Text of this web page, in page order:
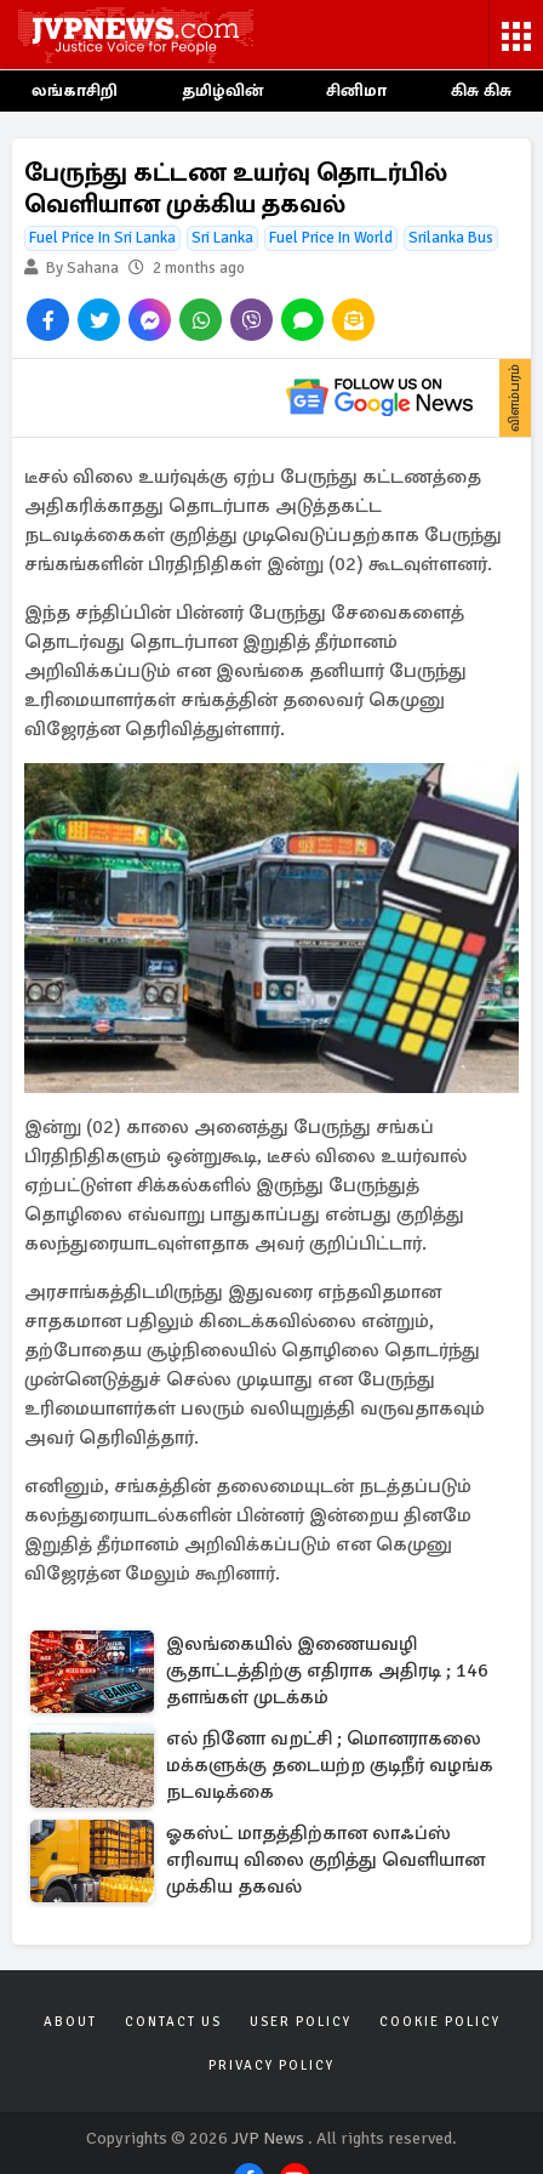
லங்காசிறி தமிழ்வின் சினிமா கிசு கிசு
பேருந்து கட்டண உயர்வு தொடர்பில்
வெளியான முக்கிய தகவல்
Fuel Price In Sri Lanka Sri Lanka Fuel Price In World
Srilanka Bus
By Sahana
2 months ago
விளம்பரம்
டீசல் விலை உயர்வுக்கு ஏற்ப பேருந்து கட்டணத்தை
அதிகரிக்காதது தொடர்பாக அடுத்தகட்ட
நடவடிக்கைகள் குறித்து முடிவெடுப்பதற்காக பேருந்து
சங்கங்களின் பிரதிநிதிகள் இன்று (02) கூடவுள்ளனர்.
இந்த சந்திப்பின் பின்னர் பேருந்து சேவைகளைத்
தொடர்வது தொடர்பான இறுதித் தீர்மானம்
அறிவிக்கப்படும் என இலங்கை தனியார் பேருந்து
உரிமையாளர்கள் சங்கத்தின் தலைவர் கெமுனு
விஜேரத்ன தெரிவித்துள்ளார்.
இன்று (02) காலை அனைத்து பேருந்து சங்கப்
பிரதிநிதிகளும் ஒன்றுகூடி, டீசல் விலை உயர்வால்
ஏற்பட்டுள்ள சிக்கல்களில் இருந்து பேருந்துத்
தொழிலை எவ்வாறு பாதுகாப்பது என்பது குறித்து
கலந்துரையாடவுள்ளதாக அவர் குறிப்பிட்டார்.
அரசாங்கத்திடமிருந்து இதுவரை எந்தவிதமான
சாதகமான பதிலும் கிடைக்கவில்லை என்றும்,
தற்போதைய சூழ்நிலையில் தொழிலை தொடர்ந்து
முன்னெடுத்துச் செல்ல முடியாது என பேருந்து
உரிமையாளர்கள் பலரும் வலியுறுத்தி வருவதாகவும்
அவர் தெரிவித்தார்.
எனினும், சங்கத்தின் தலைமையுடன் நடத்தப்படும்
கலந்துரையாடல்களின் பின்னர் இன்றைய தினமே
இறுதித் தீர்மானம் அறிவிக்கப்படும் என கெமுனு
விஜேரத்ன மேலும் கூறினார்.
இலங்கையில் இணையவழி
சூதாட்டத்திற்கு எதிராக அதிரடி ; 146
தளங்கள் முடக்கம்
எல் நினோ வறட்சி ; மொனராகலை
மக்களுக்கு தடையற்ற குடிநீர் வழங்க
நடவடிக்கை
ஓகஸ்ட் மாதத்திற்கான லாஃப்ஸ்
எரிவாயு விலை குறித்து வெளியான
முக்கிய தகவல்
ABOUT CONTACT US USER POLICY COOKIE POLICY
PRIVACY POLICY
Copyrights © 2026 JVP News . All rights reserved.